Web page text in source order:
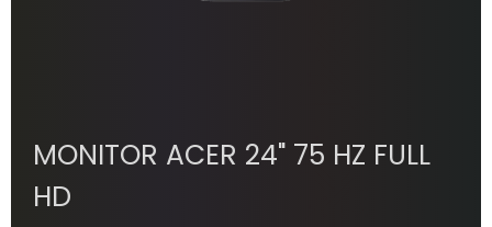
MONITOR ACER 24" 75 HZ FULL
HD